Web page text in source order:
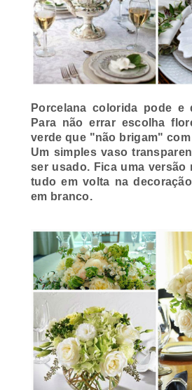
Porcelana colorida pode e
Para não errar escolha
verde que "não brigam"
Um simples vaso
ser usado. Fica uma versão
tudo em volta na
em branco.